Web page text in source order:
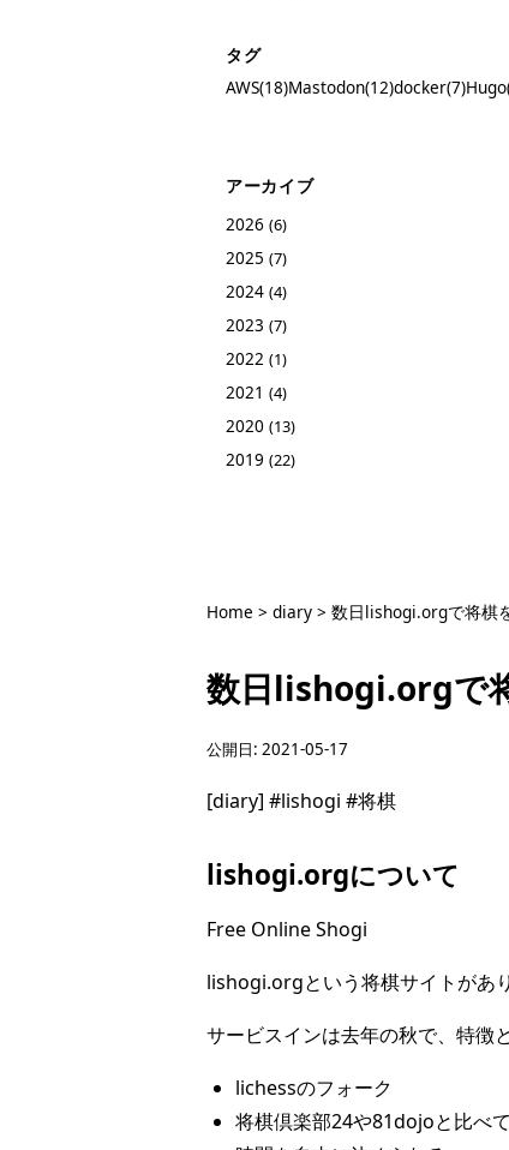
タグ
AWS(18)Mastodon(12)docker(7)
アーカイブ
2026 (6)
2025 (7)
2024 (4)
2023 (7)
2022 (1)
2021 (4)
2020 (13)
2019 (22)
Home > diary > 数日lishogi.orgで将棋
数日lishogi.orgで
公開日: 2021-05-17
[diary] #lishogi #将棋
lishogi.orgについて
Free Online Shogi
lishogi.orgという将棋サイトがあり
サービスインは去年の秋で、特徴
lichessのフォーク
将棋倶楽部24や81dojoと比べ